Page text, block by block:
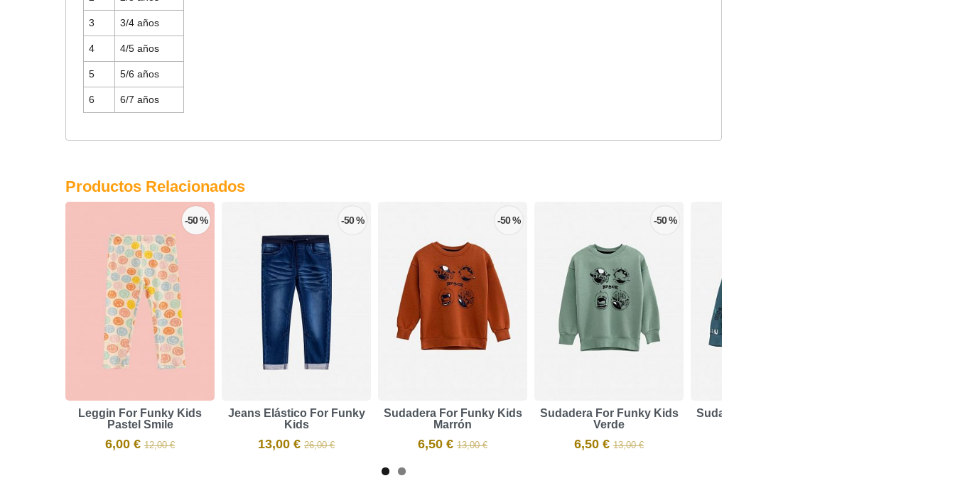
3 3/4 años
4 4/5 años
5 5/6 años
6 6/7 años
Productos Relacionados
-50 %
Leggin For Funky Kids
Pastel Smile
6,00 € 12,00 €
-50 %
Jeans Elástico For Funky
Kids
13,00 € 26,00 €
-50 %
Sudadera For Funky Kids
Marrón
6,50 € 13,00 €
-50 %
Sudadera For Funky Kids
Verde
6,50 € 13,00 €
Sudadera For Funky Kids